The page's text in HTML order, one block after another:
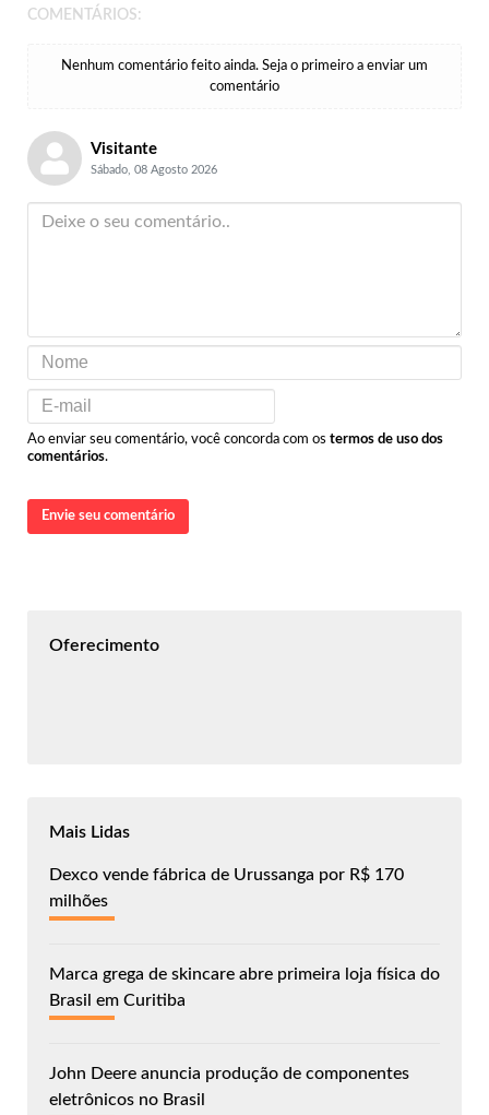
COMENTÁRIOS:
Nenhum comentário feito ainda. Seja o primeiro a enviar um
comentário
Visitante
Sábado, 08 Agosto 2026
Ao enviar seu comentário, você concorda com os termos de uso dos
comentários.
Envie seu comentário
Oferecimento
Mais Lidas
Dexco vende fábrica de Urussanga por R$ 170
milhões
Marca grega de skincare abre primeira loja física do
Brasil em Curitiba
John Deere anuncia produção de componentes
eletrônicos no Brasil